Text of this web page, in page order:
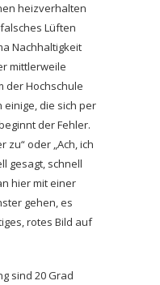
heizverhalten
Lüften
Nachhaltigkeit
mittlerweile
der Hochschule
einige, die sich per
der Fehler.
zu“ oder „Ach, ich
gesagt, schnell
hier mit einer
gehen, es
rotes Bild auf
sind 20 Grad